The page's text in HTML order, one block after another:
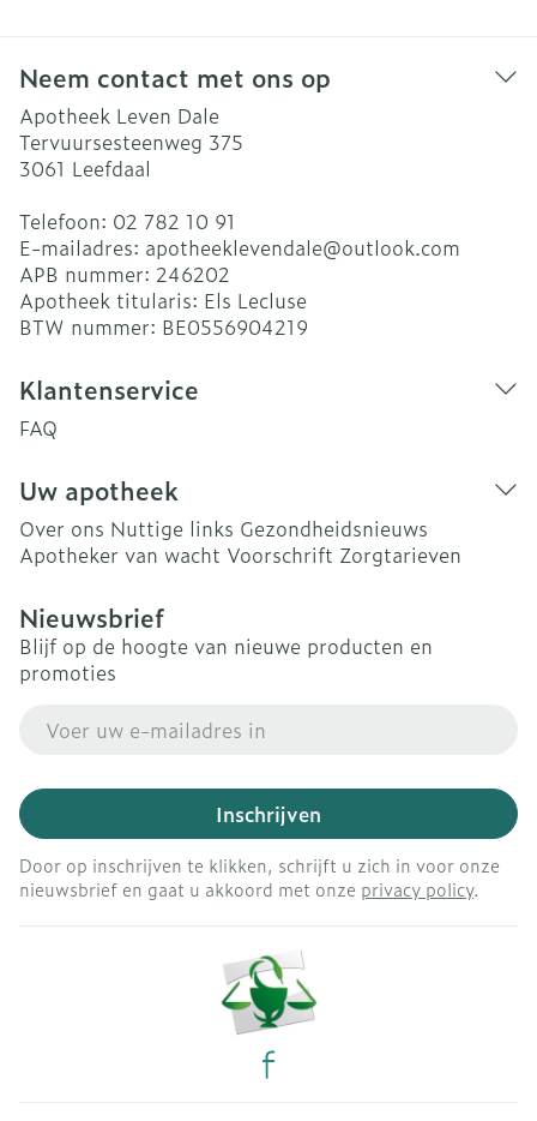
Neem contact met ons op
Apotheek Leven Dale
Tervuursesteenweg 375
3061 Leefdaal
Telefoon: 02 782 10 91
E-mailadres: apotheeklevendale@outlook.com
APB nummer: 246202
Apotheek titularis: Els Lecluse
BTW nummer: BE0556904219
Klantenservice
FAQ
Uw apotheek
Over ons Nuttige links Gezondheidsnieuws
Apotheker van wacht Voorschrift Zorgtarieven
Nieuwsbrief
Blijf op de hoogte van nieuwe producten en
promoties
Inschrijven
Door op inschrijven te klikken, schrijft u zich in voor onze
nieuwsbrief en gaat u akkoord met onze privacy policy.